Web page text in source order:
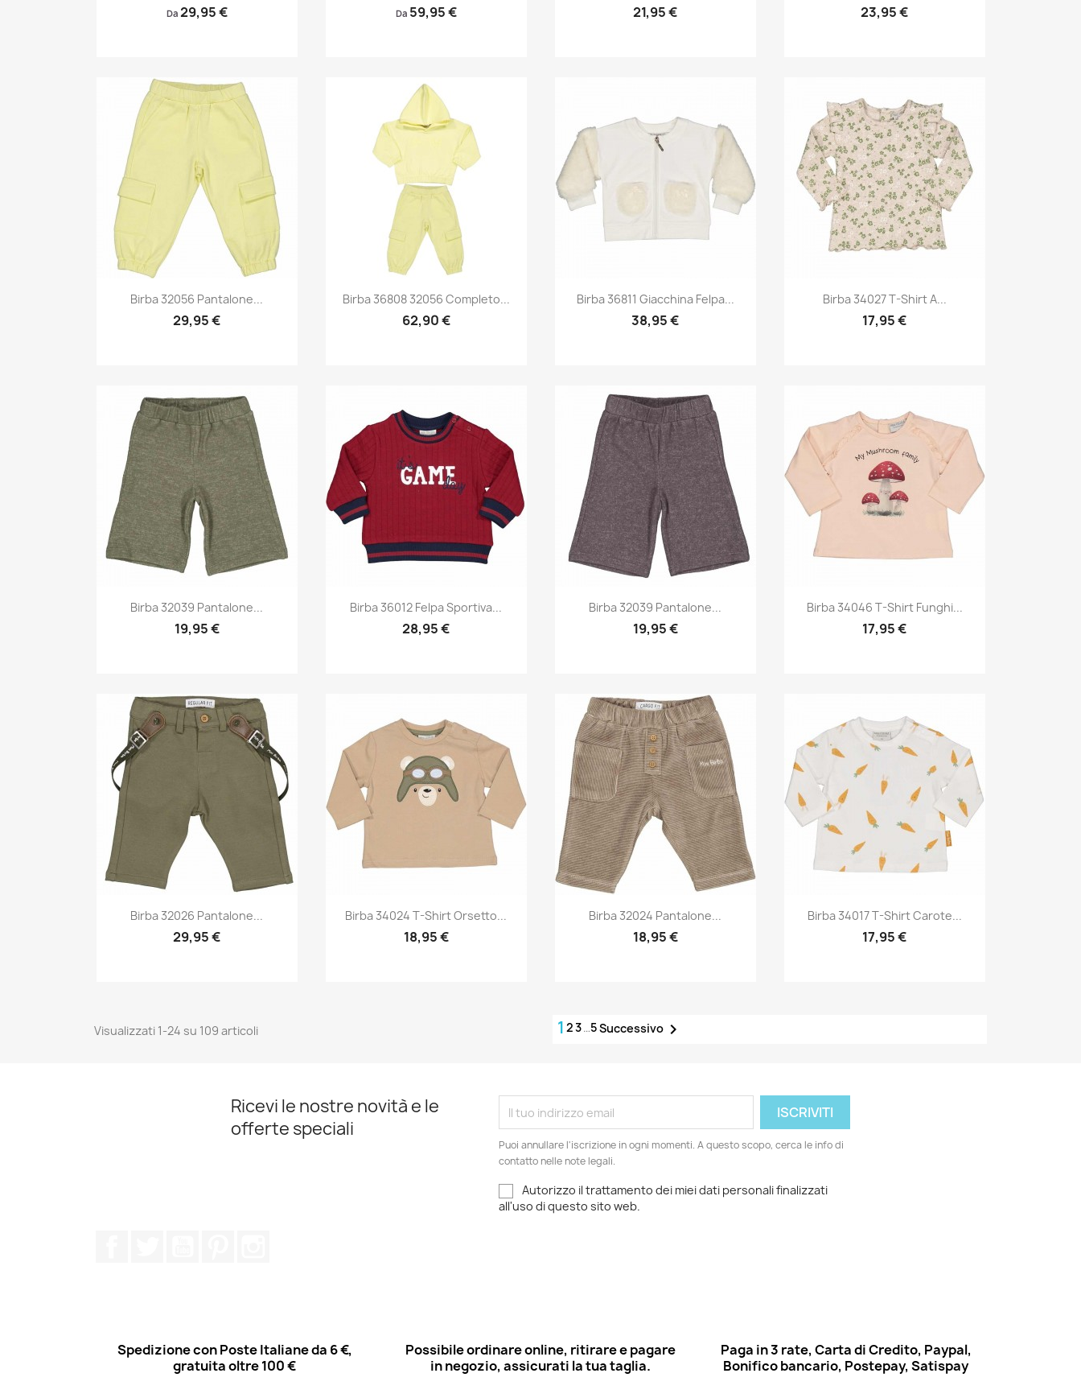
Da 29,95 € Da 59,95 € 21,95 € 23,95 €
Anteprima
Birba 32056 Pantalone...
29,95 €
Anteprima
Birba 36808 32056 Completo...
62,90 €
Anteprima
Birba 36811 Giacchina Felpa...
38,95 €
Anteprima
Birba 34027 T-Shirt A...
17,95 €
Anteprima
Birba 32039 Pantalone...
19,95 €
Anteprima
Birba 36012 Felpa Sportiva...
28,95 €
Anteprima
Birba 32039 Pantalone...
19,95 €
Anteprima
Birba 34046 T-Shirt Funghi...
17,95 €
Anteprima
Birba 32026 Pantalone...
29,95 €
Anteprima
Birba 34024 T-Shirt Orsetto...
18,95 €
Anteprima
Birba 32024 Pantalone...
18,95 €
Anteprima
Birba 34017 T-Shirt Carote...
17,95 €
Visualizzati 1-24 su 109 articoli 1 23…5Successivo
Ricevi le nostre novità e le
offerte speciali
Puoi annullare l'iscrizione in ogni momenti. A questo scopo, cerca le info di
contatto nelle note legali.
Autorizzo il trattamento dei miei dati personali finalizzati
all'uso di questo sito web.
Spedizione con Poste Italiane da 6 €,
gratuita oltre 100 €
Possibile ordinare online, ritirare e pagare
in negozio, assicurati la tua taglia.
Paga in 3 rate, Carta di Credito, Paypal,
Bonifico bancario, Postepay, Satispay